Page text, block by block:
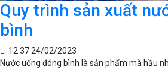
Quy trình sản xuất
bình
12:37 24/02/2023
Nước uống đóng bình là sản phẩm mà hầu